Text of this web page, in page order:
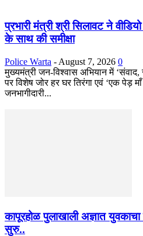
प्रभारी मंत्री श्री सिलावट ने
के साथ की समीक्षा
Police Warta - August 7, 2026 0
मुख्यमंत्री जन-विश्वास अभियान में
पर विशेष जोर हर घर तिरंगा एवं ‘एक पेड़
जनभागीदारी...
कापूरहोळ पुलाखाली अज्ञात
सुरु..